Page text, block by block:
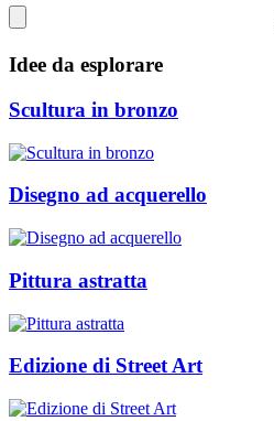
Idee da esplorare
Scultura in bronzo
Disegno ad acquerello
Pittura astratta
Edizione di Street Art